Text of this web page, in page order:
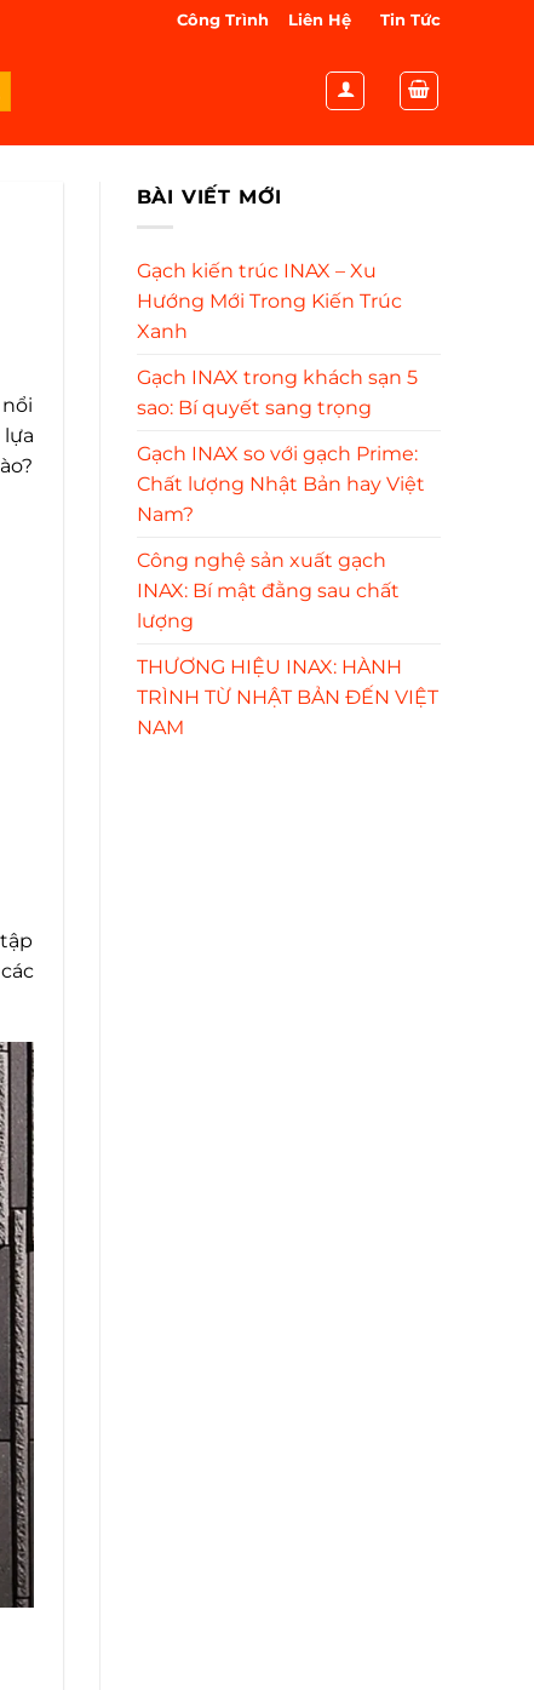
Công Trình Liên Hệ Tin Tức
BÀI VIẾT MỚI
Gạch kiến trúc INAX – Xu
Hướng Mới Trong Kiến Trúc
Xanh
Gạch INAX trong khách sạn 5
sao: Bí quyết sang trọng
Gạch INAX so với gạch Prime:
Chất lượng Nhật Bản hay Việt
Nam?
Công nghệ sản xuất gạch
INAX: Bí mật đằng sau chất
lượng
THƯƠNG HIỆU INAX: HÀNH
TRÌNH TỪ NHẬT BẢN ĐẾN VIỆT
NAM